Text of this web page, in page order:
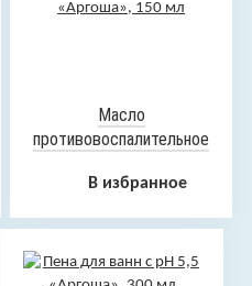
Масло
противовоспалительное
«Аргоша», 150 мл
В избранное